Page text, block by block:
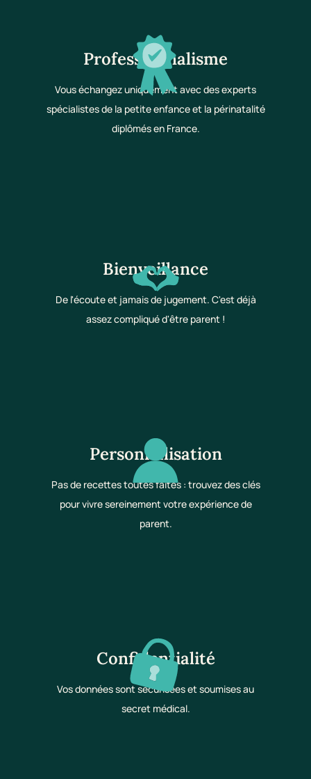
Professionnalisme
Vous échangez uniquement avec des experts
spécialistes de la petite enfance et la périnatalité
diplômés en France.
Bienveillance
De l'écoute et jamais de jugement. C'est déjà
assez compliqué d'être parent !
Personnalisation
Pas de recettes toutes faites : trouvez des clés
pour vivre sereinement votre expérience de
parent.
Confidentialité
Vos données sont sécurisées et soumises au
secret médical.